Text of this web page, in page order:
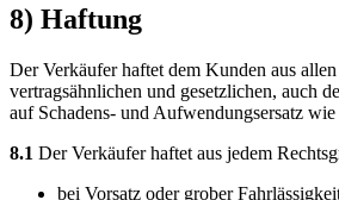
8) Haftung
Der Verkäufer haftet dem Kunden aus
vertragsähnlichen und gesetzlichen, auch
auf Schadens- und Aufwendungsersatz
8.1 Der Verkäufer haftet aus jedem
bei Vorsatz oder grober